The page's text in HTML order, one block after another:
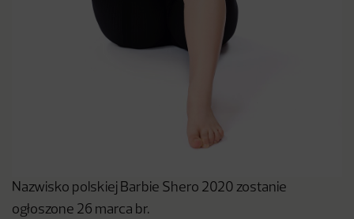
Nazwisko polskiej Barbie Shero 2020 zostanie
ogłoszone 26 marca br.